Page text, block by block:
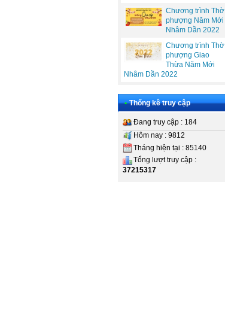
Chương trình Thờ
phượng Năm Mới
Nhâm Dần 2022
Chương trình Thờ
phượng Giao
Thừa Năm Mới
Nhâm Dần 2022
• Thống kê truy cập
Đang truy cập : 184
Hôm nay : 9812
Tháng hiện tại : 85140
Tổng lượt truy cập :
37215317